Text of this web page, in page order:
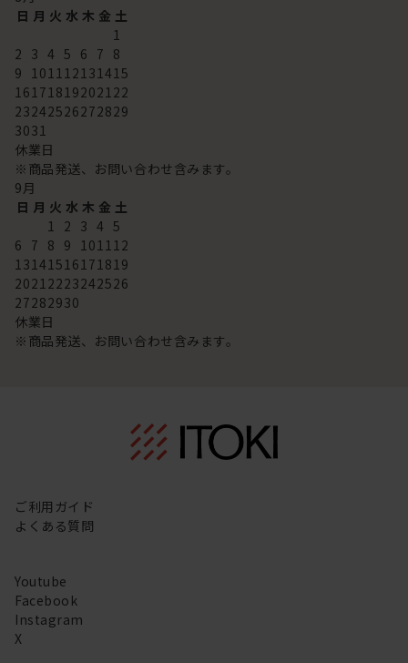
日 月 火 水 木 金 土
1
2 3 4 5 6 7 8
9
10 11 12 13 14 15
16 17 18 192021 22
23242526272829
3031
休業日
※商品発送、お問い合わせ含みます。
9 月
日 月 火 水 木 金 土
1
2 3 4 5
6 7 8 9 10 11 12
13 14 15 16 17 18 19
2021 2223242526
27282930
休業日
※商品発送、お問い合わせ含みます。
ご利用ガイド
よくある質問
Youtube
Facebook
Instagram
X